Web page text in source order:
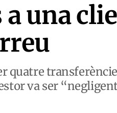
una
quatre
va ser